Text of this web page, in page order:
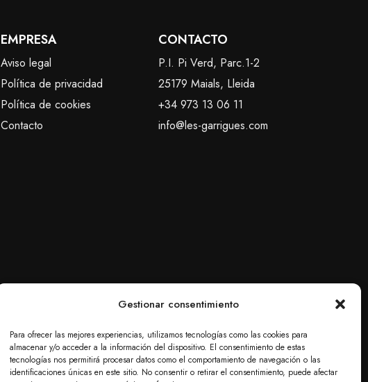
Gestionar consentimiento
Para ofrecer las mejores experiencias, utilizamos tecnologías como las cookies para
almacenar y/o acceder a la información del dispositivo. El consentimiento de estas
tecnologías nos permitirá procesar datos como el comportamiento de navegación o las
identificaciones únicas en este sitio. No consentir o retirar el consentimiento, puede afectar
EMPRESA
Aviso legal
Política de privacidad
Política de cookies
Contacto
CONTACTO
P.I. Pi Verd, Parc.1-2
25179 Maials, Lleida
+34 973 13 06 11
info@les-garrigues.com